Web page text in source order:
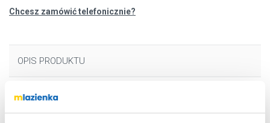
Chcesz zamówić telefonicznie?
OPIS PRODUKTU